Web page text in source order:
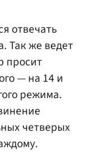
отвечать
Так же ведет
просит
— на 14 и
режима.
четверых